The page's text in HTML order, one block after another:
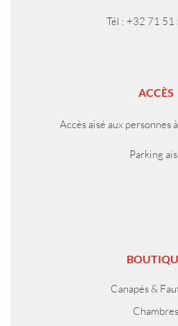
Tél : +32 71 51
ACCÈS
Accès aisé aux personnes
Parking
Canapés &
Chambres